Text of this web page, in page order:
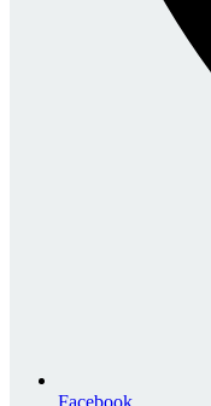
Facebook